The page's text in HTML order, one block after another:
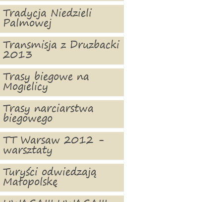
Tradycja Niedzieli
Palmowej
Transmisja z Druzbacki
2013
Trasy biegowe na
Mogielicy
Trasy narciarstwa
biegowego
TT Warsaw 2012 -
warsztaty
Turyści odwiedzają
Małopolskę